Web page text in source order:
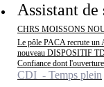
Assistant
CHRS MOISSONS
Le pôle PACA recrute un
nouveau DISPOSITIF
Confiance dont
CDI - Temps plein